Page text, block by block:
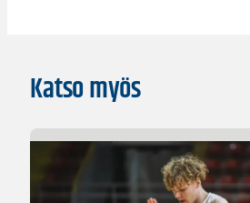
Katso myös